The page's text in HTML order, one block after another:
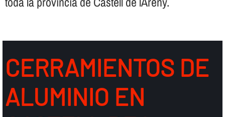
CERRAMIENTOS DE
ALUMINIO EN